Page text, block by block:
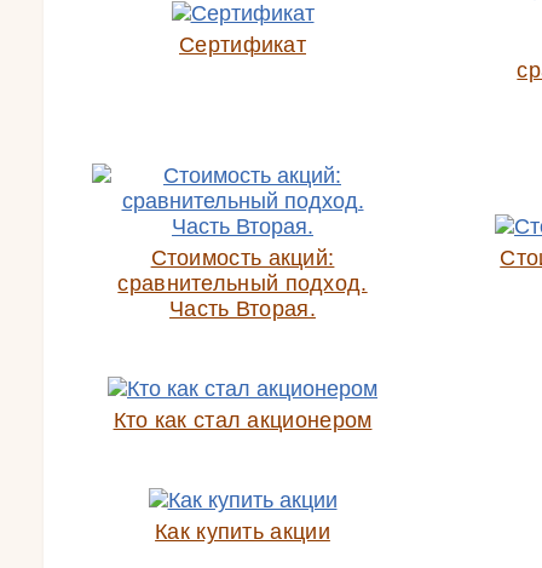
Сертификат
Стоимость акций:
сравнительный подход.
Часть Вторая.
Кто как стал акционером
Как купить акции